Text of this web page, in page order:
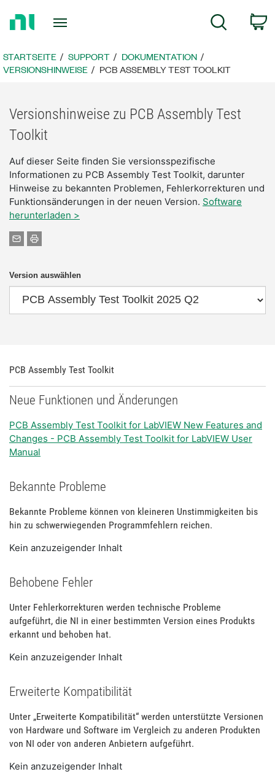
zur
Suche
STARTSEITE SUPPORT
DOKUMENTATION
VERSIONSHINWEISE
PCB ASSEMBLY TEST TOOLKIT
Versionshinweise zu PCB Assembly Test
Toolkit
Auf dieser Seite finden Sie versionsspezifische
Informationen zu PCB Assembly Test Toolkit, darunter
Hinweise zu bekannten Problemen, Fehlerkorrekturen und
Funktionsänderungen in der neuen Version. Software
herunterladen >
Version auswählen
PCB Assembly Test Toolkit
Neue Funktionen und Änderungen
PCB Assembly Test Toolkit for LabVIEW New Features and
Changes - PCB Assembly Test Toolkit for LabVIEW User
Manual
Bekannte Probleme
Bekannte Probleme können von kleineren Unstimmigkeiten bis
hin zu schwerwiegenden Programmfehlern reichen.
Kein anzuzeigender Inhalt
Behobene Fehler
Unter Fehlerkorrekturen werden technische Probleme
aufgeführt, die NI in einer bestimmten Version eines Produkts
erkannt und behoben hat.
Kein anzuzeigender Inhalt
Erweiterte Kompatibilität
Unter „Erweiterte Kompatibilität“ werden unterstützte Versionen
von Hardware und Software im Vergleich zu anderen Produkten
von NI oder von anderen Anbietern aufgeführt.
Kein anzuzeigender Inhalt